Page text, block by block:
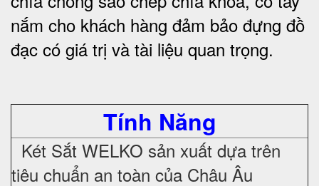
nắm cho khách hàng đảm bảo đựng đồ
đạc có giá trị và tài liệu quan trọng.
Tính Năng
Két Sắt WELKO sản xuất dựa trên
tiêu chuẩn an toàn của Châu Âu